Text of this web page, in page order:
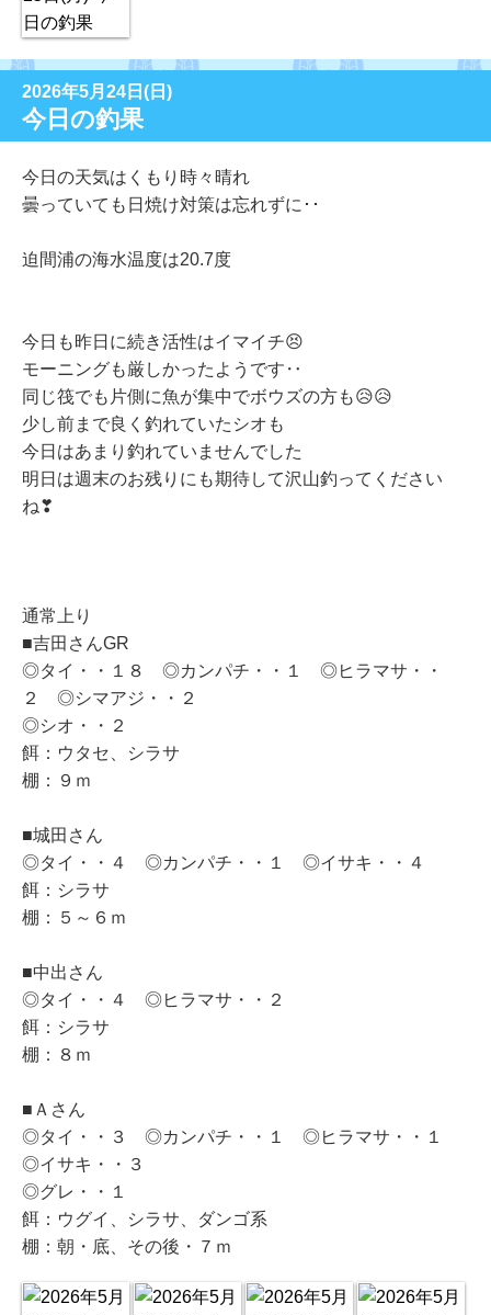
2026年5月24日(日)
今日の釣果
今日の天気はくもり時々晴れ
曇っていても日焼け対策は忘れずに･･
迫間浦の海水温度は20.7度
今日も昨日に続き活性はイマイチ😣
モーニングも厳しかったようです‥
同じ筏でも片側に魚が集中でボウズの方も😥😥
少し前まで良く釣れていた シオも
今日はあまり釣れていませんでした
明日は週末のお残りにも期待して沢山釣ってください
ね❣
通常上り
■吉田さんGR
◎タイ・・１８ ◎カンパチ・・１ ◎ヒラマサ・・
２ ◎シマアジ・・２
◎シオ・・２
餌：ウタセ、シラサ
棚：９ｍ
■城田さん
◎タイ・・４ ◎カンパチ・・１ ◎イサキ・・４
餌：シラサ
棚：５～６ｍ
■中出さん
◎タイ・・４ ◎ヒラマサ・・２
餌：シラサ
棚：８ｍ
■Ａさん
◎タイ・・３ ◎カンパチ・・１ ◎ヒラマサ・・１
◎イサキ・・３
◎グレ・・１
餌：ウグイ、シラサ、ダンゴ系
棚：朝・底、その後・７ｍ